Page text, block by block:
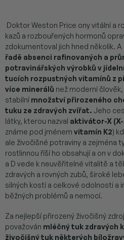
Doktor Weston Price ony vitální a
kazů a rozbouřených hormonů
zdokumentoval jich hned několik.
řadě absenci rafinovaných a
potravinářských výrobků v
tucích rozpustných vitamínů z
více minerálů než moderní
stabilní množství přirozeného
tuku ze zdravých zvířat. Jeho
látky, kterou nazval aktivátor-X (X-
známe pod jménem vitamín K2)
ale živočišné potraviny a zejména
rostlinnou říší ho obsahují a on v
a D vede k neuvěřitelné vitalitě a
zdravých a rovných zubů, široké
silných kostí a celkové odolnosti a
běžných problémů a nemocí.
Za nejlepší přirozený živočišný
považován mléčný tuk zdravých
živočišný tuk některých